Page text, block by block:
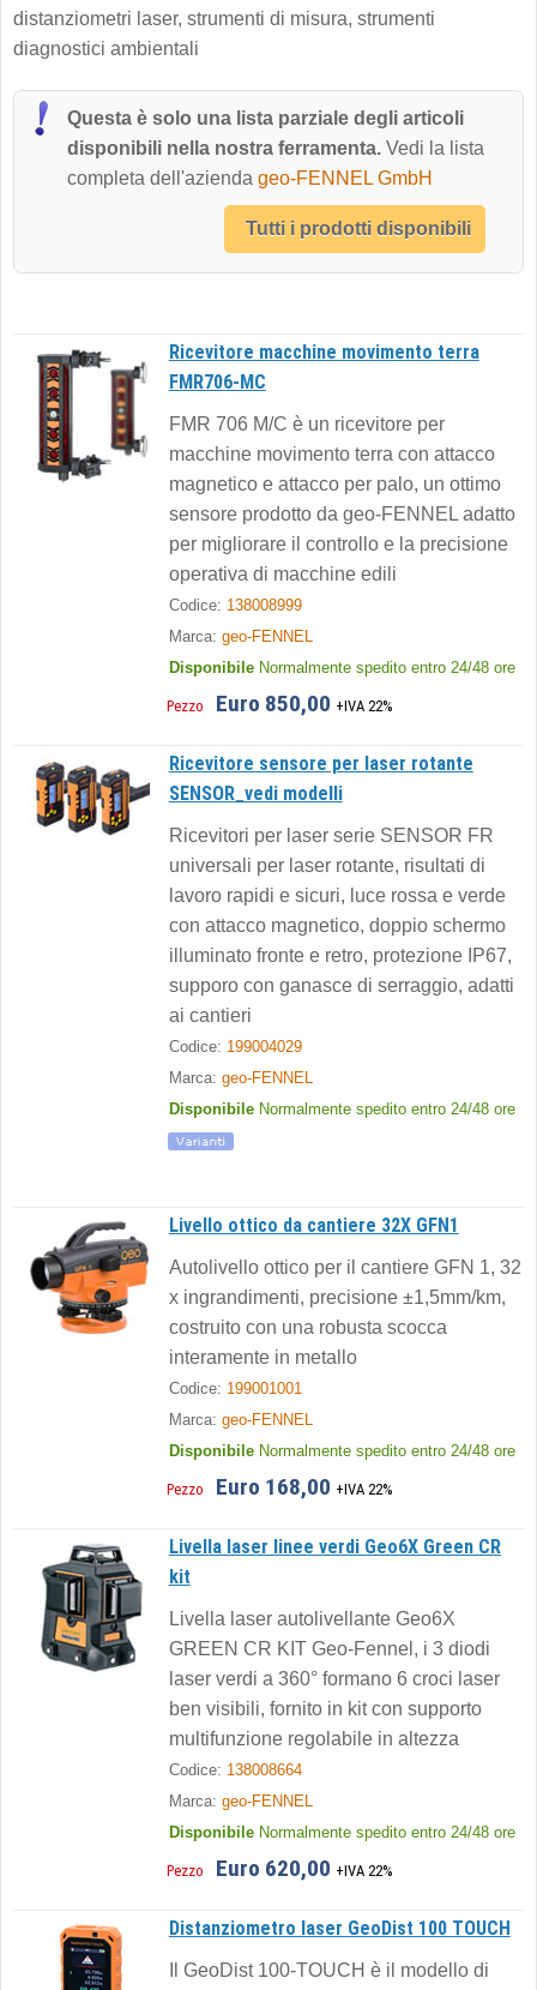
distanziometri laser, strumenti di misura, strumenti
diagnostici ambientali
Questa è solo una lista parziale degli articoli
disponibili nella nostra ferramenta. Vedi la lista
completa dell'azienda geo-FENNEL GmbH
Tutti i prodotti disponibili
Ricevitore macchine movimento terra
FMR706-MC
FMR 706 M/C è un ricevitore per
macchine movimento terra con attacco
magnetico e attacco per palo, un ottimo
sensore prodotto da geo-FENNEL adatto
per migliorare il controllo e la precisione
operativa di macchine edili
Codice: 138008999
Marca: geo-FENNEL
Disponibile Normalmente spedito entro 24/48 ore
Pezzo Euro 850,00 +IVA 22%
Ricevitore sensore per laser rotante
SENSOR_vedi modelli
Ricevitori per laser serie SENSOR FR
universali per laser rotante, risultati di
lavoro rapidi e sicuri, luce rossa e verde
con attacco magnetico, doppio schermo
illuminato fronte e retro, protezione IP67,
supporo con ganasce di serraggio, adatti
ai cantieri
Codice: 199004029
Marca: geo-FENNEL
Disponibile Normalmente spedito entro 24/48 ore
Livello ottico da cantiere 32X GFN1
Autolivello ottico per il cantiere GFN 1, 32
x ingrandimenti, precisione ±1,5mm/km,
costruito con una robusta scocca
interamente in metallo
Codice: 199001001
Marca: geo-FENNEL
Disponibile Normalmente spedito entro 24/48 ore
Pezzo Euro 168,00 +IVA 22%
Livella laser linee verdi Geo6X Green CR
kit
Livella laser autolivellante Geo6X
GREEN CR KIT Geo-Fennel, i 3 diodi
laser verdi a 360° formano 6 croci laser
ben visibili, fornito in kit con supporto
multifunzione regolabile in altezza
Codice: 138008664
Marca: geo-FENNEL
Disponibile Normalmente spedito entro 24/48 ore
Pezzo Euro 620,00 +IVA 22%
Distanziometro laser GeoDist 100 TOUCH
Il GeoDist 100-TOUCH è il modello di